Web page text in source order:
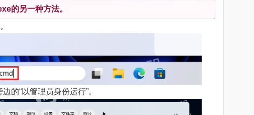
的另一种方法。
的“以管理员身份运行”。